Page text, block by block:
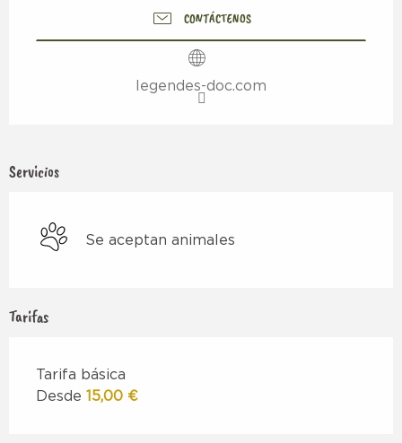
CONTÁCTENOS
legendes-doc.com
Servicios
Se aceptan animales
Tarifas
Tarifa básica
Desde 15,00 €